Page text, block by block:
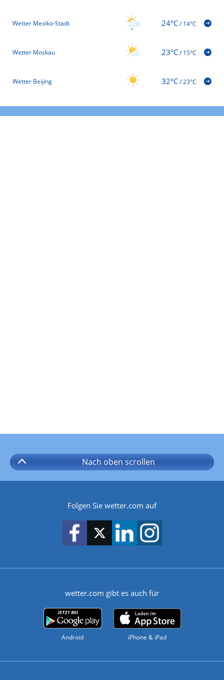
Wetter Mexiko-Stadt 24°C/14°C
Wetter Moskau 23°C/15°C
Wetter Beijing 32°C/23°C
Nach oben scrollen
Folgen Sie wetter.com auf
wetter.com gibt es auch für
Android iPhone & iPad